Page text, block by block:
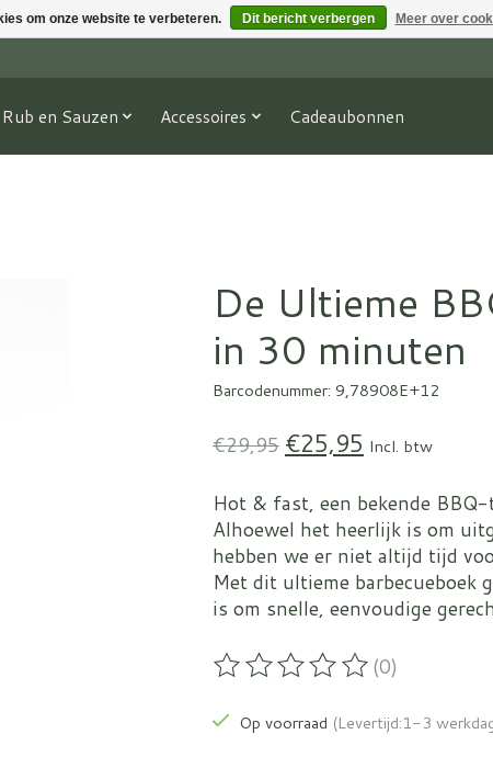
Rub en Sauzen Accessoires Cadeaubonnen
De Ultieme
in 30 minuten
Barcodenummer: 9,78908E+12
€29,95 €25,95 Incl. btw
Hot & fast, een bekende BBQ-
Alhoewel het heerlijk is om
hebben we er niet altijd tijd
Met dit ultieme barbecueboek
is om snelle, eenvoudige
De beoordeling van dit product
(0)
Op voorraad (Levertijd:1-3
om onze website te verbeteren. Dit bericht verbergen Meer over